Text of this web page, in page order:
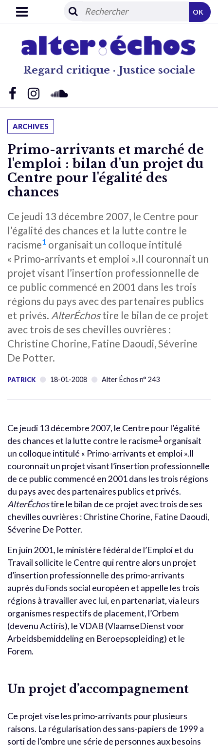
Regard critique · Justice sociale
OK
ARCHIVES
Primo-arrivants et marché de
l'emploi : bilan d'un projet du
Centre pour l'égalité des
chances
Ce jeudi 13 décembre 2007, le Centre pour
l’égalité des chances et la lutte contre le
racisme1 organisait un colloque intitulé
« Primo-arrivants et emploi ».Il couronnait un
projet visant l’insertion professionnelle de
ce public commencé en 2001 dans les trois
régions du pays avec des partenaires publics
et privés. AlterÉchostire le bilan de ce projet
avec trois de ses chevilles ouvrières :
Christine Chorine, Fatine Daoudi, Séverine
De Potter.
PATRICK 18-01-2008 Alter Échos n° 243
Ce jeudi 13 décembre 2007, le Centre pour l’égalité
des chances et la lutte contre le racisme1 organisait
un colloque intitulé « Primo-arrivants et emploi ».Il
couronnait un projet visant l’insertion professionnelle
de ce public commencé en 2001 dans les trois régions
du pays avec des partenaires publics et privés.
AlterÉchostire le bilan de ce projet avec trois de ses
chevilles ouvrières : Christine Chorine, Fatine Daoudi,
Séverine De Potter.
En juin 2001, le ministère fédéral de l’Emploi et du
Travail sollicite le Centre qui rentre alors un projet
d’insertion professionnelle des primo-arrivants
auprès duFonds social européen et appelle les trois
régions à travailler avec lui, en partenariat, via leurs
organismes respectifs de placement, l’Orbem
(devenu Actiris), le VDAB (VlaamseDienst voor
Arbeidsbemiddeling en Beroepsopleiding) et le
Forem.
Un projet d’accompagnement
Ce projet vise les primo-arrivants pour plusieurs
raisons. La régularisation des sans-papiers de 1999 a
sorti de l’ombre une série de personnes aux besoins